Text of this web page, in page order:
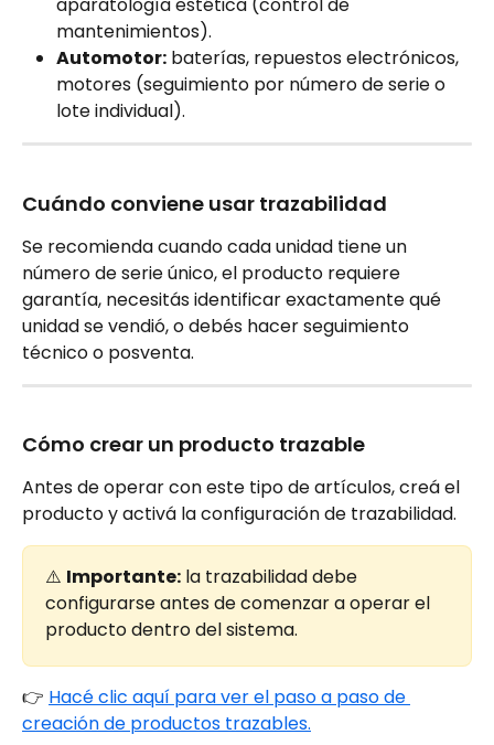
aparatología estética (control de
mantenimientos).
Automotor: baterías, repuestos electrónicos,
motores (seguimiento por número de serie o
lote individual).
Cuándo conviene usar trazabilidad
Se recomienda cuando cada unidad tiene un
número de serie único, el producto requiere
garantía, necesitás identificar exactamente qué
unidad se vendió, o debés hacer seguimiento
técnico o posventa.
Cómo crear un producto trazable
Antes de operar con este tipo de artículos, creá el
producto y activá la configuración de trazabilidad.
⚠️ Importante: la trazabilidad debe
configurarse antes de comenzar a operar el
producto dentro del sistema.
👉 Hacé clic aquí para ver el paso a paso de
creación de productos trazables.